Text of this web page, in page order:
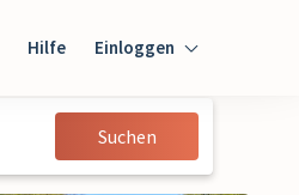
Hilfe Einloggen
Einloggen
Gast
Suchen